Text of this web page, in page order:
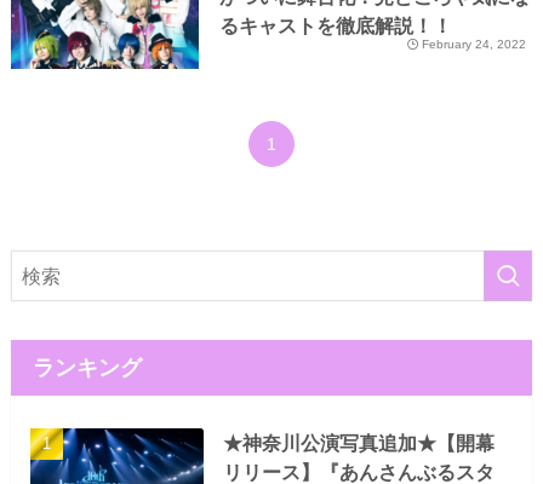
るキャストを徹底解説！！
February 24, 2022
1
ランキング
★神奈川公演写真追加★【開幕
リリース】『あんさんぶるスタ